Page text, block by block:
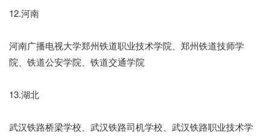
12.河南
河南广播电视大学郑州铁道职业技术学院、郑州铁道技师学
院、铁道公安学院、铁道交通学院
13.湖北
武汉铁路桥梁学校、武汉铁路司机学校、武汉铁路职业技术学